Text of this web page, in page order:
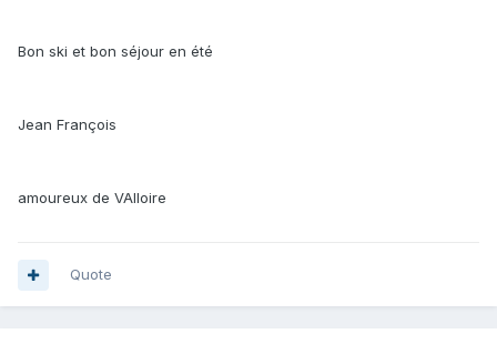
Bon ski et bon séjour en été
Jean François
amoureux de VAlloire
Quote